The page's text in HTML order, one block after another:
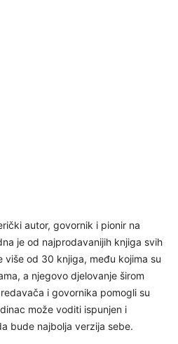
autor, govornik i pionir na
je od najprodavanijih knjiga svih
više od 30 knjiga, među kojima su
a njegovo djelovanje širom
i govornika pomogli su
može voditi ispunjen i
bude najbolja verzija sebe.